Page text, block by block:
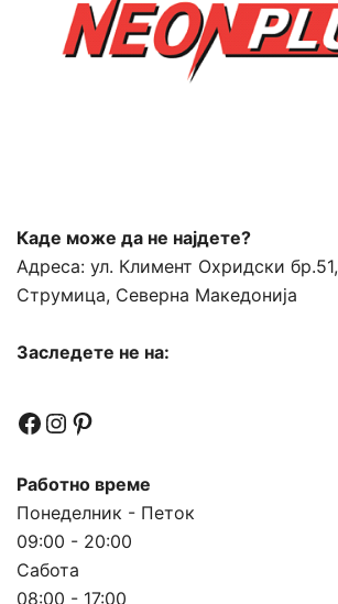
Каде може да не најдете?
Адреса: ул. Климент Охридски бр.51,
Струмица, Северна Македонија
Заследете не на:
Facebook
Instagram
Pinterest
Работно време
Понеделник - Петок
09:00 - 20:00
Сабота
08:00 - 17:00